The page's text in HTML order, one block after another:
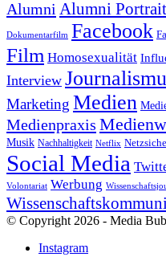
Alumni Alumni Portrait
Dokumentarfilm Facebook
Film Homosexualität
Interview
Marketing Medien
Medienpraxis
Musik Nachhaltigkeit Netflix
Social Media
Volontariat Werbung
© Copyright 2026 - Media
Instagram